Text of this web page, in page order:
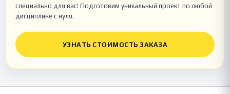
специально для вас! Подготовим уникальный проект по любой
дисциплине с нуля.
УЗНАТЬ СТОИМОСТЬ ЗАКАЗА